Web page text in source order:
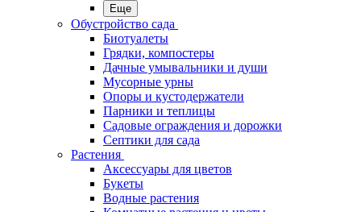
Еще
Обустройство сада
Биотуалеты
Грядки, компостеры
Дачные умывальники и души
Мусорные урны
Опоры и кустодержатели
Парники и теплицы
Садовые ограждения и дорожки
Септики для сада
Растения
Аксессуары для цветов
Букеты
Водные растения